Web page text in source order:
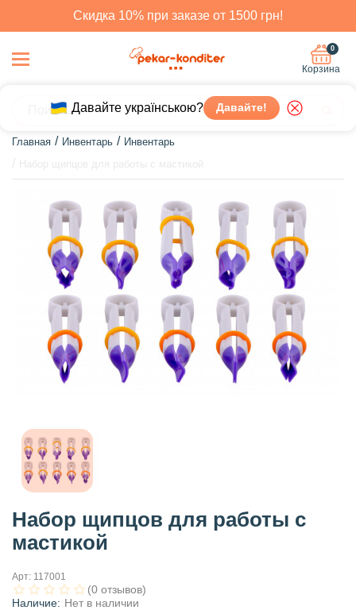
Скидка 10% при заказе от 1500 грн!
Давайте українською? Давайте!
0
Корзина
Главная Инвентарь
Инвентарь
Набор щипцов для работы с
мастикой
Арт: 117001
(0 отзывов)
Наличие: Нет в наличии